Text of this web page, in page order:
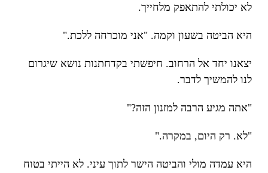
לא יכולתי להתאפק מלחייך.
היא הביטה בשעון וקמה. "אני מוכרחה ללכת."
יצאנו יחד אל הרחוב. חיפשתי בקדחתנות נושא שיגרום
לנו להמשיך לדבר.
"אתה מגיע הרבה למזנון הזה?"
"לא. רק היום, במקרה."
היא עמדה מולי והביטה הישר לתוך עיני. לא הייתי בטוח